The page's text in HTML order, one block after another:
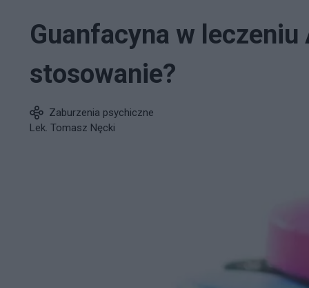
Guanfacyna w leczeniu
stosowanie?
Zaburzenia psychiczne
Lek. Tomasz Nęcki